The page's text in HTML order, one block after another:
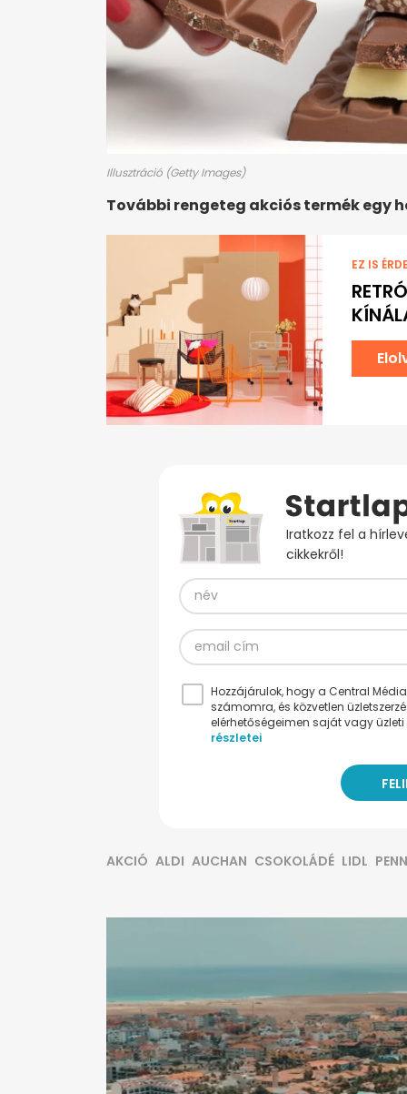
Illusztráció (Getty Images)
További rengeteg akciós termék egy
EZ IS
Iratkozz fel a
cikkekről!
Hozzájárulok, hogy a Central
számomra, és közvetlen
elérhetőségeimen saját vagy
részletei
AKCIÓ ALDI AUCHAN CSOKOLÁDÉ LIDL